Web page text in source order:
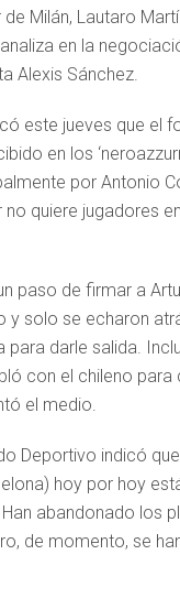
Milán, Lautaro
en la
Alexis Sánchez.
este jueves que el
en los
por Antonio
no quiere jugadores
paso de firmar a
y solo se echaron
para darle salida.
con el chileno para
el medio.
Deportivo indicó
hoy por hoy
abandonado los
de momento, se